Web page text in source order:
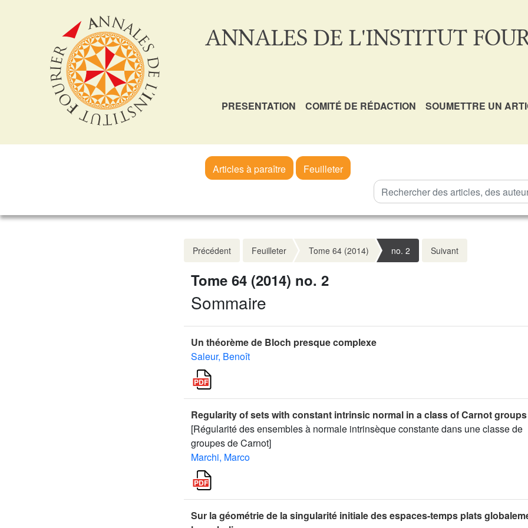
ANNALES DE L'INSTITUT
PRESENTATION COMITÉ DE RÉDACTION SOUMETTRE UN
Articles à paraître Feuilleter
Précédent Feuilleter Tome 64 (2014) no. 2 Suivant
Tome 64 (2014) no. 2
Sommaire
Un théorème de Bloch presque complexe
Saleur, Benoît
Regularity of sets with constant intrinsic normal in a class of Carnot groups
[Régularité des ensembles à normale intrinsèque constante dans une classe de
groupes de Carnot]
Marchi, Marco
Sur la géométrie de la singularité initiale des espaces-temps plats